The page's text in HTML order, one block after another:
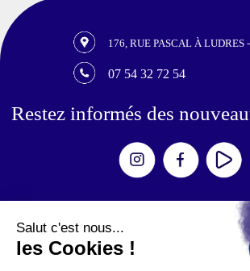
176, RUE PASCAL À LUDRES
07 54 32 72 54
Restez informés des